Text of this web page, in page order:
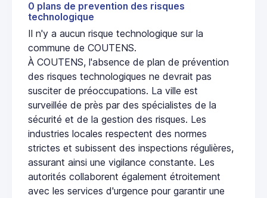
0 plans de prevention des risques
technologique
Il n'y a aucun risque technologique sur la
commune de COUTENS.
À COUTENS, l'absence de plan de prévention
des risques technologiques ne devrait pas
susciter de préoccupations. La ville est
surveillée de près par des spécialistes de la
sécurité et de la gestion des risques. Les
industries locales respectent des normes
strictes et subissent des inspections régulières,
assurant ainsi une vigilance constante. Les
autorités collaborent également étroitement
avec les services d'urgence pour garantir une